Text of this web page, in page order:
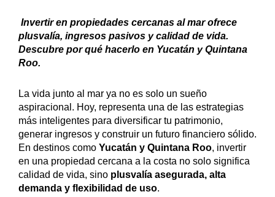
Invertir en propiedades cercanas al mar ofrece
plusvalía, ingresos pasivos y calidad de vida.
Descubre por qué hacerlo en Yucatán y Quintana
Roo.
La vida junto al mar ya no es solo un sueño
aspiracional. Hoy, representa una de las estrategias
más inteligentes para diversificar tu patrimonio,
generar ingresos y construir un futuro financiero sólido.
En destinos como Yucatán y Quintana Roo, invertir
en una propiedad cercana a la costa no solo significa
calidad de vida, sino plusvalía asegurada, alta
demanda y flexibilidad de uso.